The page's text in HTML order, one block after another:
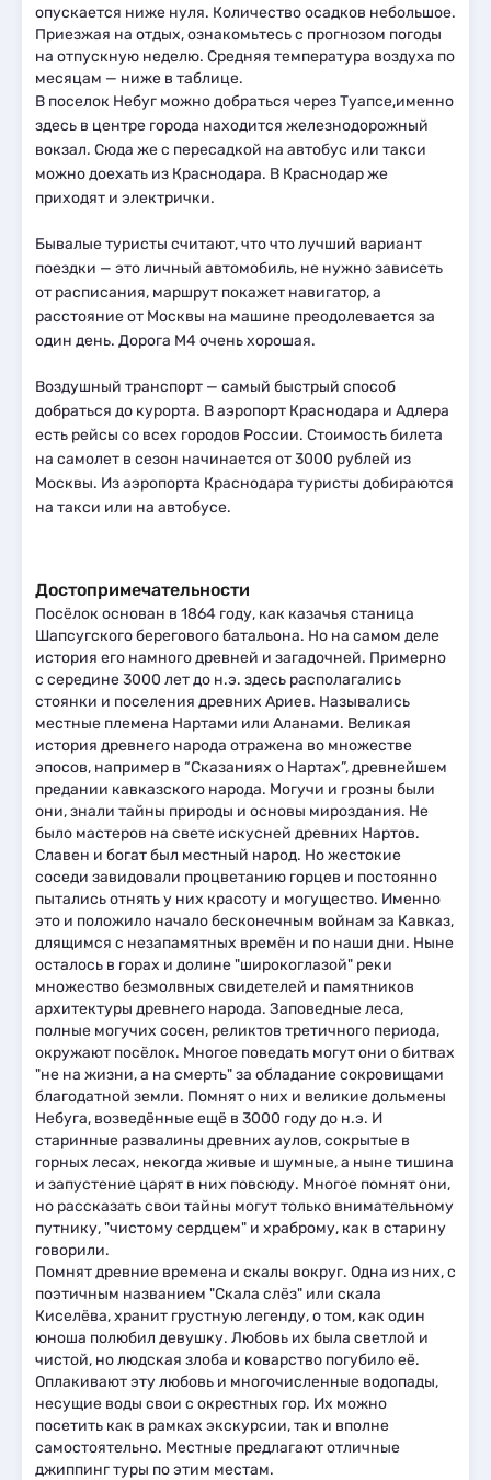
опускается ниже нуля. Количество осадков небольшое.
Приезжая на отдых, ознакомьтесь с прогнозом погоды
на отпускную неделю. Средняя температура воздуха по
месяцам — ниже в таблице.
В поселок Небуг можно добраться через Туапсе,именно
здесь в центре города находится железнодорожный
вокзал. Сюда же с пересадкой на автобус или такси
можно доехать из Краснодара. В Краснодар же
приходят и электрички.
Бывалые туристы считают, что что лучший вариант
поездки — это личный автомобиль, не нужно зависеть
от расписания, маршрут покажет навигатор, а
расстояние от Москвы на машине преодолевается за
один день. Дорога М4 очень хорошая.
Воздушный транспорт — самый быстрый способ
добраться до курорта. В аэропорт Краснодара и Адлера
есть рейсы со всех городов России. Стоимость билета
на самолет в сезон начинается от 3000 рублей из
Москвы. Из аэропорта Краснодара туристы добираются
на такси или на автобусе.
Достопримечательности
Посёлок основан в 1864 году, как казачья станица
Шапсугского берегового батальона. Но на самом деле
история его намного древней и загадочней. Примерно
с середине 3000 лет до н.э. здесь располагались
стоянки и поселения древних Ариев. Назывались
местные племена Нартами или Аланами. Великая
история древнего народа отражена во множестве
эпосов, например в “Сказаниях о Нартах”, древнейшем
предании кавказского народа. Могучи и грозны были
они, знали тайны природы и основы мироздания. Не
было мастеров на свете искусней древних Нартов.
Славен и богат был местный народ. Но жестокие
соседи завидовали процветанию горцев и постоянно
пытались отнять у них красоту и могущество. Именно
это и положило начало бесконечным войнам за Кавказ,
длящимся с незапамятных времён и по наши дни. Ныне
осталось в горах и долине "широкоглазой" реки
множество безмолвных свидетелей и памятников
архитектуры древнего народа. Заповедные леса,
полные могучих сосен, реликтов третичного периода,
окружают посёлок. Многое поведать могут они о битвах
"не на жизни, а на смерть" за обладание сокровищами
благодатной земли. Помнят о них и великие дольмены
Небуга, возведённые ещё в 3000 году до н.э. И
старинные развалины древних аулов, сокрытые в
горных лесах, некогда живые и шумные, а ныне тишина
и запустение царят в них повсюду. Многое помнят они,
но рассказать свои тайны могут только внимательному
путнику, "чистому сердцем" и храброму, как в старину
говорили.
Помнят древние времена и скалы вокруг. Одна из них, с
поэтичным названием "Скала слёз" или скала
Киселёва, хранит грустную легенду, о том, как один
юноша полюбил девушку. Любовь их была светлой и
чистой, но людская злоба и коварство погубило её.
Оплакивают эту любовь и многочисленные водопады,
несущие воды свои с окрестных гор. Их можно
посетить как в рамках экскурсии, так и вполне
самостоятельно. Местные предлагают отличные
джиппинг туры по этим местам.